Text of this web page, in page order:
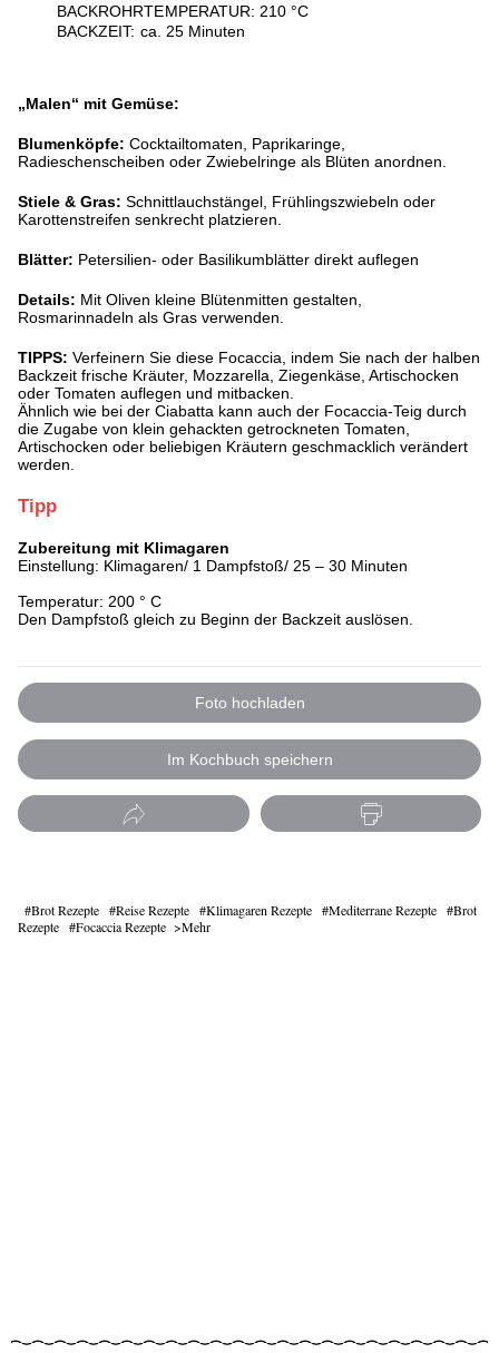
BACKROHRTEMPERATUR: 210 °C
BACKZEIT: ca. 25 Minuten
„Malen“ mit Gemüse:
Blumenköpfe: Cocktailtomaten, Paprikaringe,
Radieschenscheiben oder Zwiebelringe als Blüten anordnen.
Stiele & Gras: Schnittlauchstängel, Frühlingszwiebeln oder
Karottenstreifen senkrecht platzieren.
Blätter: Petersilien- oder Basilikumblätter direkt auflegen
Details: Mit Oliven kleine Blütenmitten gestalten,
Rosmarinnadeln als Gras verwenden.
TIPPS: Verfeinern Sie diese Focaccia, indem Sie nach der halben
Backzeit frische Kräuter, Mozzarella, Ziegenkäse, Artischocken
oder Tomaten auflegen und mitbacken.
Ähnlich wie bei der Ciabatta kann auch der Focaccia-Teig durch
die Zugabe von klein gehackten getrockneten Tomaten,
Artischocken oder beliebigen Kräutern geschmacklich verändert
werden.
Tipp
Zubereitung mit Klimagaren
Einstellung: Klimagaren/ 1 Dampfstoß/ 25 – 30 Minuten
Temperatur: 200 ° C
Den Dampfstoß gleich zu Beginn der Backzeit auslösen.
Foto hochladen
Im Kochbuch speichern
Brot Rezepte Reise Rezepte Klimagaren Rezepte Mediterrane Rezepte
Brot
Rezepte
Focaccia Rezepte Mehr